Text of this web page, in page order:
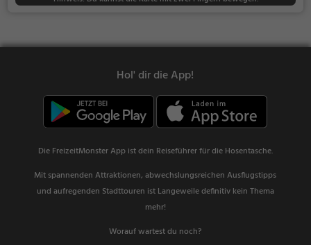
Hol' dir die App!
Die FreizeitMonster App ist dein Reiseführer für die Hosentasche.
Mit spannenden Attraktionen, abwechslungsreichen Ausflugstipps
und aufregenden Stadttouren ist Langeweile definitiv kein Thema
mehr!
Worauf wartest du noch?